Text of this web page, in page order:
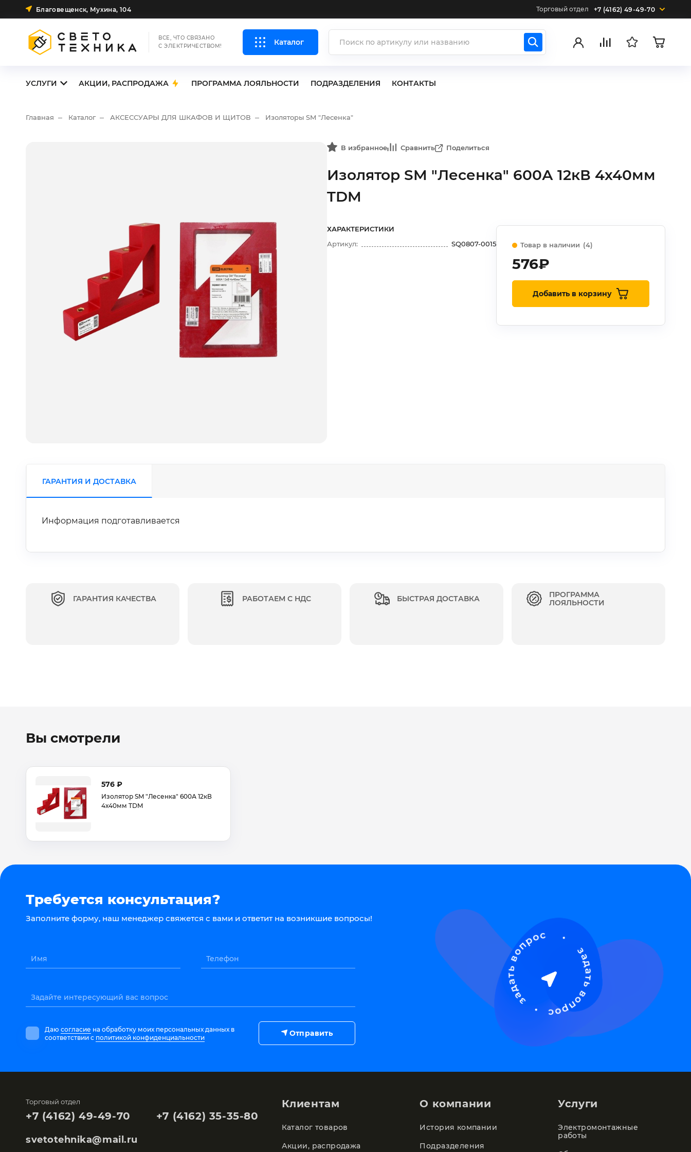
Благовещенск, Мухина, 104 Торговый отдел +7 (4162) 49-49-70
ВСЕ, ЧТО СВЯЗАНО
С ЭЛЕКТРИЧЕСТВОМ!
Каталог
УСЛУГИ АКЦИИ, РАСПРОДАЖА ПРОГРАММА ЛОЯЛЬНОСТИ ПОДРАЗДЕЛЕНИЯ КОНТАКТЫ
Главная Каталог АКСЕССУАРЫ ДЛЯ ШКАФОВ И ЩИТОВ Изоляторы SM "Лесенка"
В избранное Сравнить Поделиться
Изолятор SM "Лесенка" 600А 12кВ 4х40мм
TDM
ХАРАКТЕРИСТИКИ
Артикул:
SQ0807-0015 Товар в наличии (4)
576₽
Добавить в корзину
ГАРАНТИЯ И ДОСТАВКА
Информация подготавливается
ГАРАНТИЯ КАЧЕСТВА РАБОТАЕМ С НДС БЫСТРАЯ ДОСТАВКА
ПРОГРАММА
ЛОЯЛЬНОСТИ
Вы смотрели
576 ₽
Изолятор SM "Лесенка" 600А 12кВ
4х40мм TDM
Требуется консультация?
Заполните форму, наш менеджер свяжется с вами и ответит на возникшие вопросы!
Имя Телефон
Задайте интересующий вас вопрос
Даю согласие на обработку моих персональных данных в
соответствии с политикой конфиденциальности Отправить
Торговый отдел
+7 (4162) 49-49-70 +7 (4162) 35-35-80
svetotehnika@mail.ru
Клиентам
Каталог товаров
Акции, распродажа
О компании
История компании
Подразделения
Услуги
Электромонтажные
работы